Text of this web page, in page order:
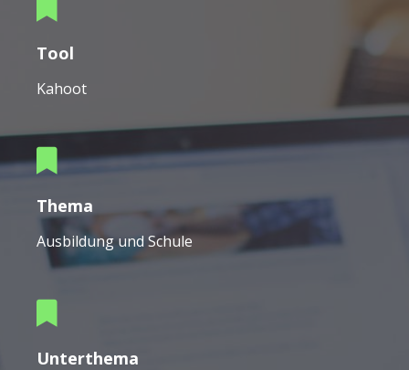
Tool
Kahoot
Thema
Ausbildung und Schule
Unterthema